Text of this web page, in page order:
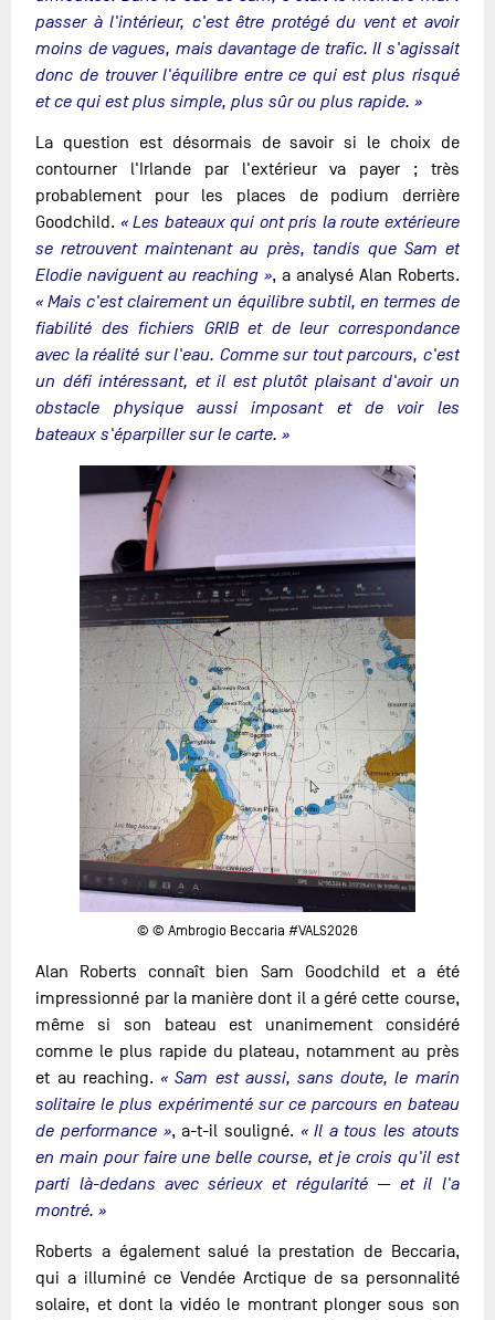
passer à l'intérieur, c'est être protégé du vent et avoir
moins de vagues, mais davantage de trafic. Il s'agissait
donc de trouver l'équilibre entre ce qui est plus risqué
et ce qui est plus simple, plus sûr ou plus rapide. »
La question est désormais de savoir si le choix de
contourner l'Irlande par l'extérieur va payer ; très
probablement pour les places de podium derrière
Goodchild. « Les bateaux qui ont pris la route extérieure
se retrouvent maintenant au près, tandis que Sam et
Elodie naviguent au reaching », a analysé Alan Roberts.
« Mais c'est clairement un équilibre subtil, en termes de
fiabilité des fichiers GRIB et de leur correspondance
avec la réalité sur l'eau. Comme sur tout parcours, c'est
un défi intéressant, et il est plutôt plaisant d'avoir un
obstacle physique aussi imposant et de voir les
bateaux s'éparpiller sur le carte. »
© © Ambrogio Beccaria #VALS2026
Alan Roberts connaît bien Sam Goodchild et a été
impressionné par la manière dont il a géré cette course,
même si son bateau est unanimement considéré
comme le plus rapide du plateau, notamment au près
et au reaching. « Sam est aussi, sans doute, le marin
solitaire le plus expérimenté sur ce parcours en bateau
de performance », a-t-il souligné. « Il a tous les atouts
en main pour faire une belle course, et je crois qu'il est
parti là-dedans avec sérieux et régularité — et il l'a
montré. »
Roberts a également salué la prestation de Beccaria,
qui a illuminé ce Vendée Arctique de sa personnalité
solaire, et dont la vidéo le montrant plonger sous son